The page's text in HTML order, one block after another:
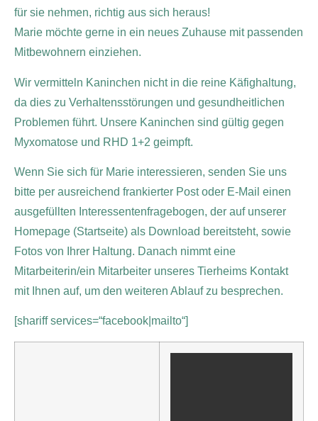
für sie nehmen, richtig aus sich heraus!
Marie möchte gerne in ein neues Zuhause mit passenden
Mitbewohnern einziehen.
Wir vermitteln Kaninchen nicht in die reine Käfighaltung,
da dies zu Verhaltensstörungen und gesundheitlichen
Problemen führt. Unsere Kaninchen sind gültig gegen
Myxomatose und RHD 1+2 geimpft.
Wenn Sie sich für Marie interessieren, senden Sie uns
bitte per ausreichend frankierter Post oder E-Mail einen
ausgefüllten Interessentenfragebogen, der auf unserer
Homepage (Startseite) als Download bereitsteht, sowie
Fotos von Ihrer Haltung. Danach nimmt eine
Mitarbeiterin/ein Mitarbeiter unseres Tierheims Kontakt
mit Ihnen auf, um den weiteren Ablauf zu besprechen.
[shariff services=“facebook|mailto“]